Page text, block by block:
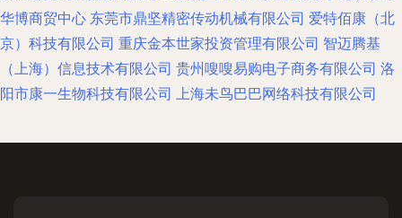
华博商贸中心 东莞市鼎坚精密传动机械有限公司 爱特佰康（北
京）科技有限公司 重庆金本世家投资管理有限公司 智迈腾基
（上海）信息技术有限公司 贵州嗖嗖易购电子商务有限公司 洛
阳市康一生物科技有限公司 上海未鸟巴巴网络科技有限公司